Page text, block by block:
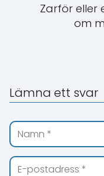
Zarför eller
om
Lämna ett svar